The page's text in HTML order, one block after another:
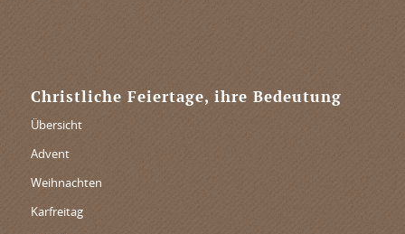
Christliche Feiertage, ihre Bedeutung
Übersicht
Advent
Weihnachten
Karfreitag